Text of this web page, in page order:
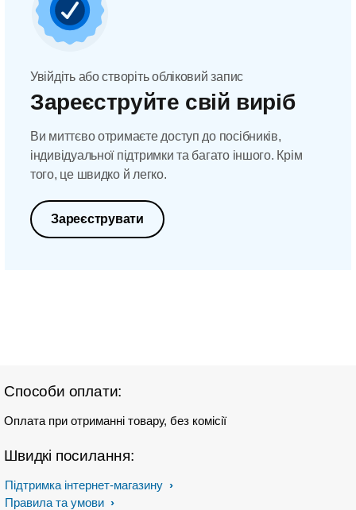
Увійдіть або створіть обліковий запис
Зареєструйте свій виріб
Ви миттєво отримаєте доступ до посібників,
індивідуальної підтримки та багато іншого. Крім
того, це швидко й легко.
Зареєструвати
Способи оплати:
Оплата при отриманні товару, без комісії
Швидкі посилання:
Підтримка інтернет-магазину
Правила та умови